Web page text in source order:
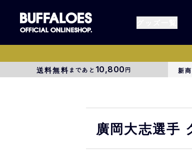
すべてのグッズ
タオル各種
送料無料まであと 10,800円 新
廣岡大志選手